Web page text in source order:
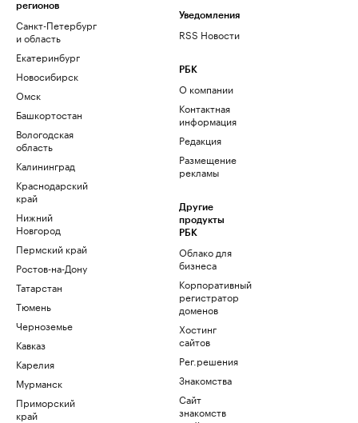
регионов
Санкт-Петербург
и область
Екатеринбург
Новосибирск
Омск
Башкортостан
Вологодская
область
Калининград
Краснодарский
край
Нижний
Новгород
Пермский край
Ростов-на-Дону
Татарстан
Тюмень
Черноземье
Кавказ
Карелия
Мурманск
Приморский
край
Уведомления
RSS Новости
РБК
О компании
Контактная
информация
Редакция
Размещение
рекламы
Другие
продукты
РБК
Облако для
бизнеса
Корпоративный
регистратор
доменов
Хостинг
сайтов
Рег.решения
Знакомства
Сайт
знакомств